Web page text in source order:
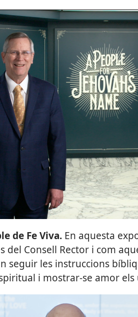
de Fe Viva. En aquesta
del Consell Rector i com
seguir les instruccions
i mostrar-se amor els